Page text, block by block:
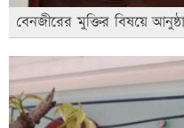
বেনজীরের মুক্তির বিষয়ে